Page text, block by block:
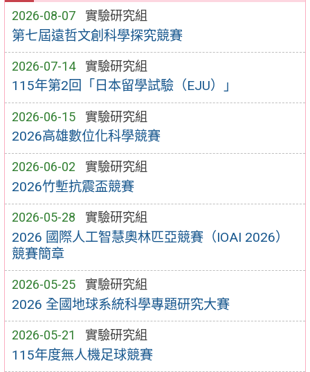
2026-08-07 實驗研究組
第七屆遠哲文創科學探究競賽
2026-07-14 實驗研究組
115年第2回「日本留學試驗（EJU）」
2026-06-15 實驗研究組
2026高雄數位化科學競賽
2026-06-02 實驗研究組
2026竹塹抗震盃競賽
2026-05-28 實驗研究組
2026 國際人工智慧奧林匹亞競賽（IOAI 2026）
競賽簡章
2026-05-25 實驗研究組
2026 全國地球系統科學專題研究大賽
2026-05-21 實驗研究組
115年度無人機足球競賽